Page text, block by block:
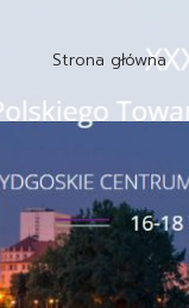
Strona główna